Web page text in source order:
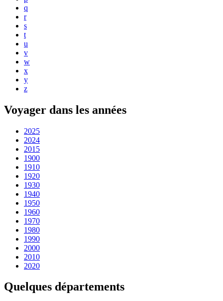
q
r
s
t
u
v
w
x
y
z
Voyager dans les années
2025
2024
2015
1900
1910
1920
1930
1940
1950
1960
1970
1980
1990
2000
2010
2020
Quelques départements